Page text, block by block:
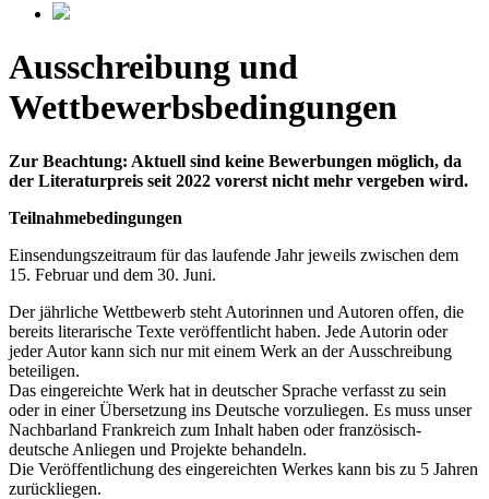
Ausschreibung und
Wettbewerbsbedingungen
Zur Beachtung: Aktuell sind keine Bewerbungen möglich, da
der Literaturpreis seit 2022 vorerst nicht mehr vergeben wird.
Teilnahmebedingungen
Einsendungszeitraum für das laufende Jahr jeweils zwischen dem
15. Februar und dem 30. Juni.
Der jährliche Wettbewerb steht Autorinnen und Autoren offen, die
bereits literarische Texte veröffentlicht haben. Jede Autorin oder
jeder Autor kann sich nur mit einem Werk an der Ausschreibung
beteiligen.
Das eingereichte Werk hat in deutscher Sprache verfasst zu sein
oder in einer Übersetzung ins Deutsche vorzuliegen. Es muss unser
Nachbarland Frankreich zum Inhalt haben oder französisch-
deutsche Anliegen und Projekte behandeln.
Die Veröffentlichung des eingereichten Werkes kann bis zu 5 Jahren
zurückliegen.